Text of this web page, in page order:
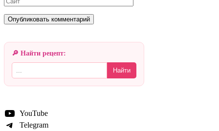
🔎 Найти рецепт:
Найти
YouTube
Telegram